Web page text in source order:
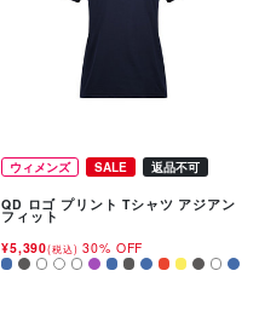
ウィメンズ SALE 返品不可
QD ロゴ プリント Tシャツ アジアン
フィット
¥5,390(税込) 30% OFF